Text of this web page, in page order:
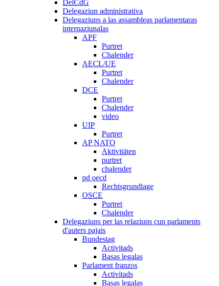
DelCdG
Delegaziun administrativa
Delegaziuns a las assambleas parlamentaras
internaziunalas
APF
Purtret
Chalender
AECL/UE
Purtret
Chalender
DCE
Purtret
Chalender
video
UIP
Purtret
AP NATO
Aktivitäten
purtret
chalender
pd oecd
Rechtsgrundlage
OSCE
Purtret
Chalender
Delegaziuns per las relaziuns cun parlaments
d'auters pajais
Bundestag
Activitads
Basas legalas
Parlament franzos
Activitads
Basas legalas